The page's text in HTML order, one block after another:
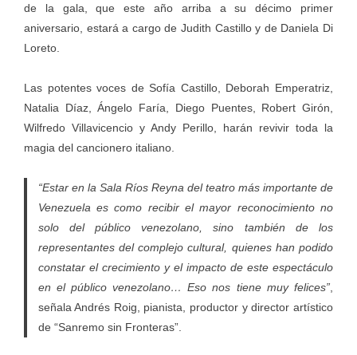
de la gala, que este año arriba a su décimo primer
aniversario, estará a cargo de Judith Castillo y de Daniela Di
Loreto.
Las potentes voces de Sofía Castillo, Deborah Emperatriz,
Natalia Díaz, Ángelo Faría, Diego Puentes, Robert Girón,
Wilfredo Villavicencio y Andy Perillo, harán revivir toda la
magia del cancionero italiano.
“Estar en la Sala Ríos Reyna del teatro más importante de
Venezuela es como recibir el mayor reconocimiento no
solo del público venezolano, sino también de los
representantes del complejo cultural, quienes han podido
constatar el crecimiento y el impacto de este espectáculo
en el público venezolano… Eso nos tiene muy felices”
señala Andrés Roig, pianista, productor y director artístico
de “Sanremo sin Fronteras”.